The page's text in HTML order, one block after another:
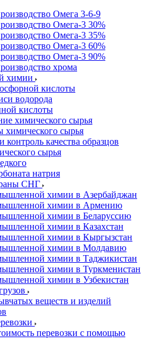
Омега 3-6-9
Омега-3 30%
Омега-3 35%
Омега-3 60%
Омега-3 90%
хрома
химии
кислоты
водорода
кислоты
химического сырья
химического сырья
контроль качества образцов
сырья
натрия
СНГ
химии в Азербайджан
химии в Армению
химии в Беларуссию
химии в Казахстан
химии в Кыргызстан
химии в Молдавию
химии в Таджикистан
химии в Туркменистан
химии в Узбекистан
веществ и изделий
перевозки с помощью